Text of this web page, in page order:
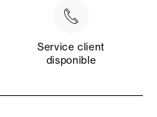
Service client
disponible